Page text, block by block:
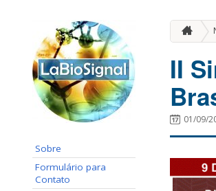
Sobre
Formulário para
Contato
II
01/09/